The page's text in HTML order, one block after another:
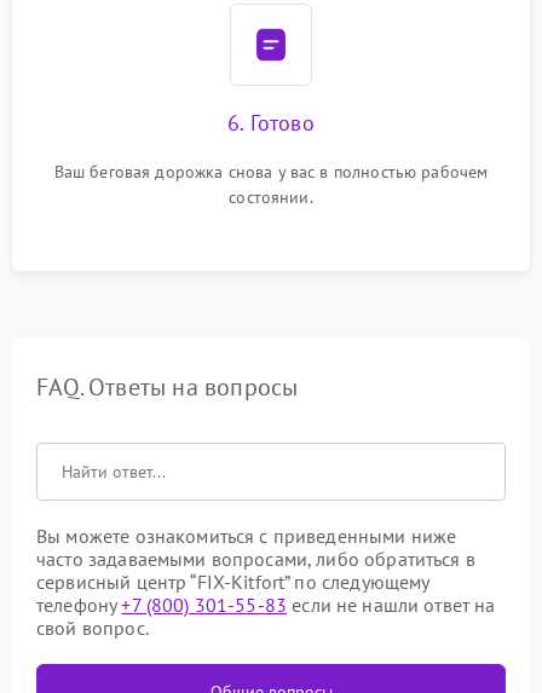
6. Готово
Ваш беговая дорожка снова у вас в полностью рабочем
состоянии.
FAQ. Ответы на вопросы
Вы можете ознакомиться с приведенными ниже
часто задаваемыми вопросами, либо обратиться в
сервисный центр “FIX-Kitfort” по следующему
телефону+7 (800) 301-55-83 если не нашли ответ на
свой вопрос.